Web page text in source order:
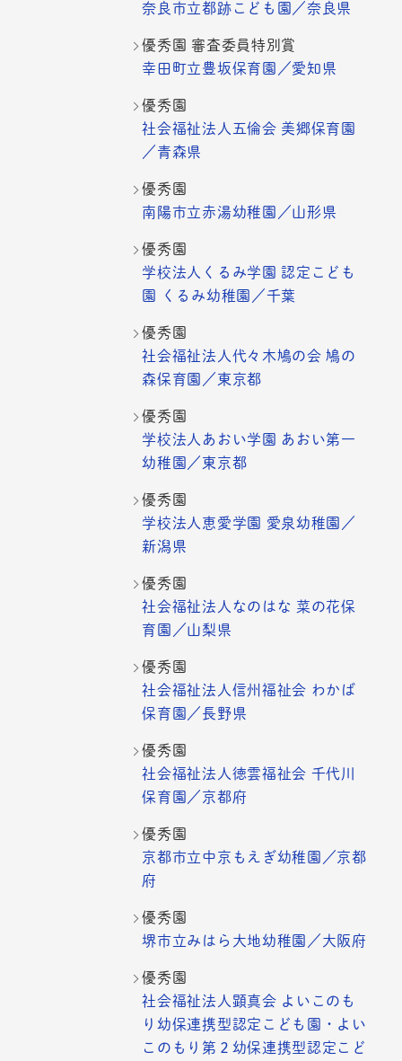
奈良市立都跡こども園／奈良県
優秀園 審査委員特別賞
幸田町立豊坂保育園／愛知県
優秀園
社会福祉法人五倫会 美郷保育園
／青森県
優秀園
南陽市立赤湯幼稚園／山形県
優秀園
学校法人くるみ学園 認定こども
園 くるみ幼稚園／千葉
優秀園
社会福祉法人代々木鳩の会 鳩の
森保育園／東京都
優秀園
学校法人あおい学園 あおい第一
幼稚園／東京都
優秀園
学校法人恵愛学園 愛泉幼稚園／
新潟県
優秀園
社会福祉法人なのはな 菜の花保
育園／山梨県
優秀園
社会福祉法人信州福祉会 わかば
保育園／長野県
優秀園
社会福祉法人徳雲福祉会 千代川
保育園／京都府
優秀園
京都市立中京もえぎ幼稚園／京都
府
優秀園
堺市立みはら大地幼稚園／大阪府
優秀園
社会福祉法人顕真会 よいこのも
り幼保連携型認定こども園・よい
このもり第２幼保連携型認定こど